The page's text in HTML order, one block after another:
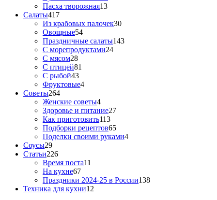
Пасха творожная13
Салаты417
Из крабовых палочек30
Овощные54
Праздничные салаты143
С морепродуктами24
С мясом28
С птицей81
С рыбой43
Фруктовые4
Советы264
Женские советы4
Здоровье и питание27
Как приготовить113
Подборки рецептов65
Поделки своими руками4
Соусы29
Статьи226
Время поста11
На кухне67
Праздники 2024-25 в России138
Техника для кухни12